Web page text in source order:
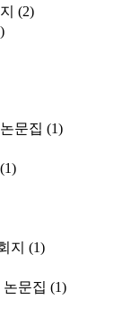
(2)
문집 (1)
(1)
지 (1)
문집 (1)